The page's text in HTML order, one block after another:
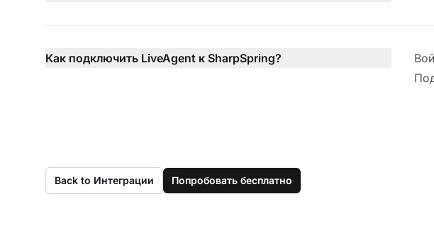
Как подключить LiveAgent к SharpSpring?
Back to Интеграции Попробовать бесплатно